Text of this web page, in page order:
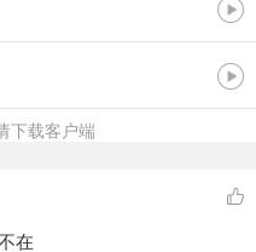
下载客户端
在